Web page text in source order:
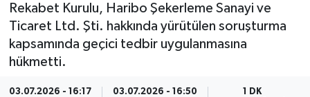
Rekabet Kurulu, Haribo Şekerleme Sanayi ve
Ticaret Ltd. Şti. hakkında yürütülen soruşturma
kapsamında geçici tedbir uygulanmasına
hükmetti.
03.07.2026 - 16:17 03.07.2026 - 16:50 1 DK
Sağlık
Si̇yaset
Spor
Son Dakika Haberleri
Haber Arşivi